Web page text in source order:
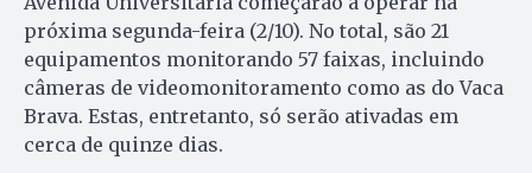
próxima segunda-feira (2/10). No total, são 21
equipamentos monitorando 57 faixas, incluindo
câmeras de videomonitoramento como as do Vaca
Brava. Estas, entretanto, só serão ativadas em
cerca de quinze dias.